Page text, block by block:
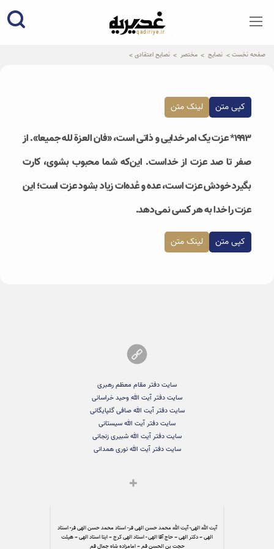
qadiriye.ir
نشریه ی غدیریه-بیانات استاد
صفحه نخست نصایح مختصر نصایح اعتقادی
کپی متن لینک متن
۱۹۹۳* عزت یک امر خدایی و ذاتی است، «فان العزة لله جمیعا». از
صفر تا صد عزت از خداست. این‌که شما محبوب بشوی، کارت
بگیرد خودش عزت است، عده و عُده‌ات زیاد بشود عزت است؛ این
عزت را خدا به هر کسی نمی‌دهد.
کپی متن لینک متن
سایت دفتر مقام معظم رهبری
سایت دفتر آیت الله وحید خراسانی
سایت دفتر آیت الله صافی گلپایگانی
سایت دفتر آیت الله سیستانی
سایت دفتر آیت الله شبیری زنجانی
سایت دفتر آیت الله نوری همدانی
آیت الله الهی- آیت الله محمد حسن الهی فر- استاد محمد حسن الهی فر- استاد
الهی – دکتر الهی – حاج آقا الهی - استاد الهی کرج – ایتا استاد الهی – هیئت
حجت بن الحسن قم – امامزاده شاه جمال قم